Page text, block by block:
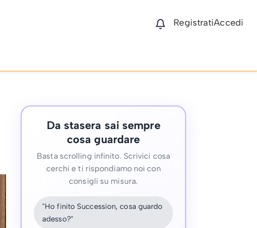
RegistratiAccedi
Da stasera sai sempre
cosa guardare
Basta scrolling infinito. Scrivici cosa
cerchi e ti rispondiamo noi con
consigli su misura.
"Ho finito Succession, cosa guardo
adesso?"